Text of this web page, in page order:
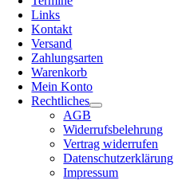
Links
Kontakt
Versand
Zahlungsarten
Warenkorb
Mein Konto
Rechtliches
AGB
Widerrufsbelehrung
Vertrag widerrufen
Datenschutzerklärung
Impressum